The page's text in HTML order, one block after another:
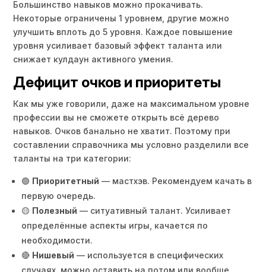
Большинство навыков можно прокачивать.
Некоторые ограничены 1 уровнем, другие можно
улучшить вплоть до 5 уровня. Каждое повышение
уровня усиливает базовый эффект таланта или
снижает кулдаун активного умения.
Дефицит очков и приоритеты
Как мы уже говорили, даже на максимальном уровне
профессии вы не сможете открыть всё дерево
навыков. Очков банально не хватит. Поэтому при
составлении справочника мы условно разделили все
таланты на три категории:
🟢 Приоритетный — мастхэв. Рекомендуем качать в
первую очередь.
🟡 Полезный — ситуативный талант. Усиливает
определённые аспекты игры, качается по
необходимости.
🔴 Нишевый — используется в специфических
случаях, можно оставить на потом или вообще